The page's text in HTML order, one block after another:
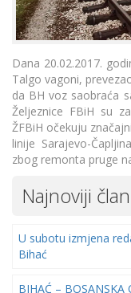
Dana 20.02.2017.
Talgo vagoni,
da BH voz saobraća
Željeznice FBiH su
ŽFBiH očekuju
linije Sarajevo-
zbog remonta pruge
Najnoviji
U subotu izmjena
Bihać
BIHAĆ –